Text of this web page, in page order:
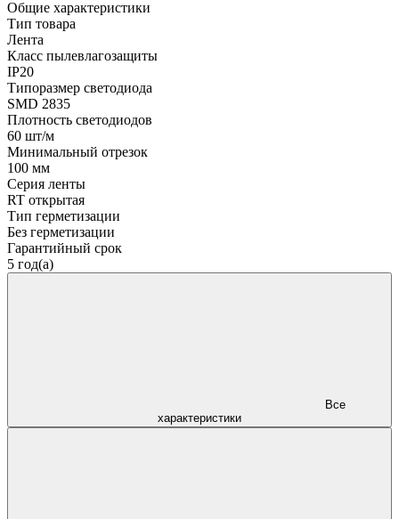
Общие характеристики
Тип товара
Лента
Класс пылевлагозащиты
IP20
Типоразмер светодиода
SMD 2835
Плотность светодиодов
60 шт/м
Минимальный отрезок
100 мм
Серия ленты
RT открытая
Тип герметизации
Без герметизации
Гарантийный срок
5 год(а)
характеристики